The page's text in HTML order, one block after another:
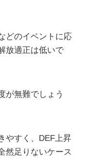
どのイベントに応
放適正は低いで
が無難でしょう
やすく、DEF上昇
然足りないケース